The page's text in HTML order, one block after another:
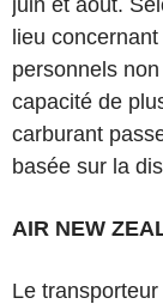
juin et août.
lieu
personnels
capacité de
carburant
basée sur la
AIR NEW
Le